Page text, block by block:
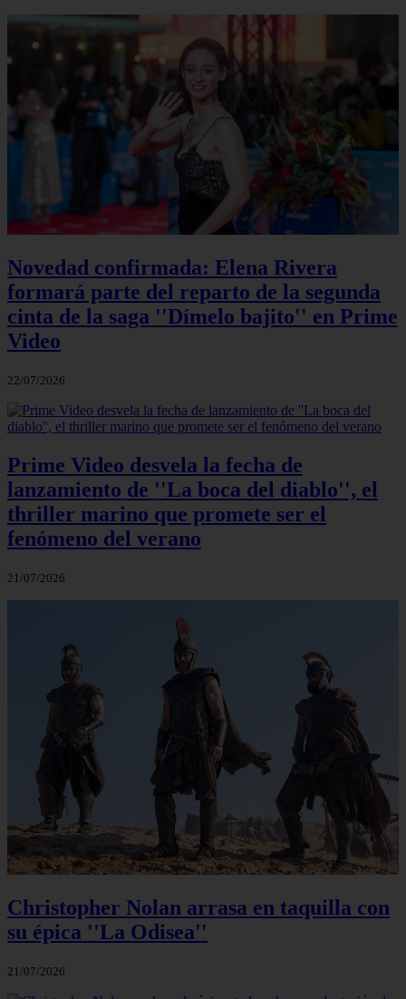
Novedad confirmada: Elena Rivera
formará parte del reparto de la segunda
cinta de la saga ''Dímelo bajito'' en Prime
Video
22/07/2026
Prime Video desvela la fecha de
lanzamiento de ''La boca del diablo'', el
thriller marino que promete ser el
fenómeno del verano
21/07/2026
Christopher Nolan arrasa en taquilla con
su épica ''La Odisea''
21/07/2026